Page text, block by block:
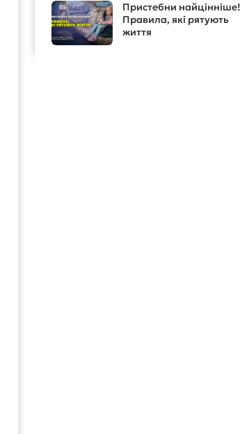
Пристебни найцінніше!
Правила, які рятують
життя